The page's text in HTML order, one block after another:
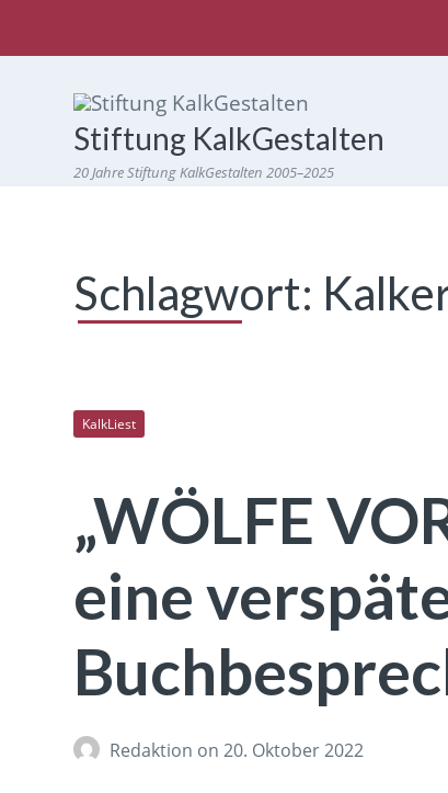
Stiftung KalkGestalten
20 Jahre Stiftung KalkGestalten 2005–2025
Schlagwort:
KalkLiest
„WÖLFE
eine
Redaktion on 20. Oktober 2022